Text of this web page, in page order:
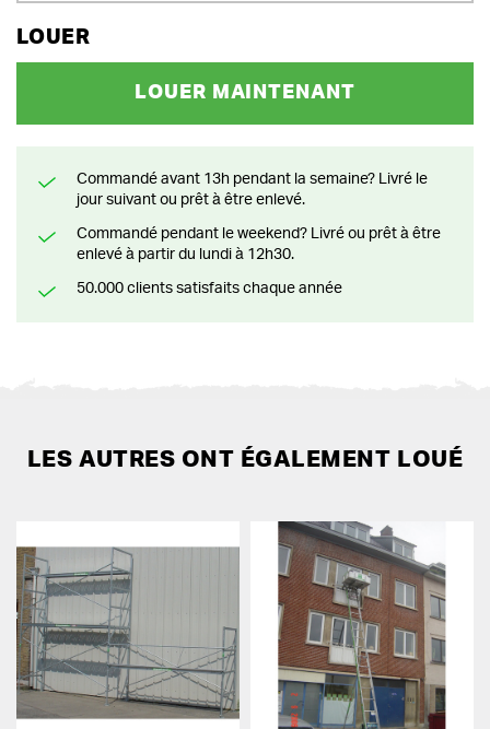
LOUER
LOUER MAINTENANT
Commandé avant 13h pendant la semaine? Livré le
jour suivant ou prêt à être enlevé.
Commandé pendant le weekend? Livré ou prêt à être
enlevé à partir du lundi à 12h30.
50.000 clients satisfaits chaque année
LES AUTRES ONT ÉGALEMENT LOUÉ